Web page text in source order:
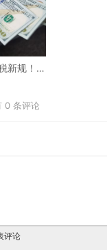
新规！
0 条评论